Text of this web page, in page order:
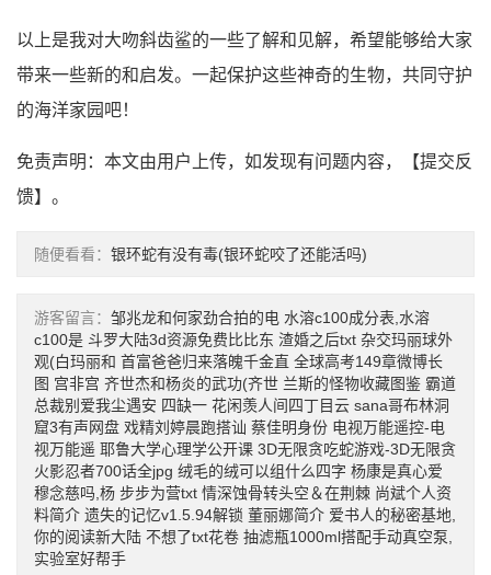
以上是我对大吻斜齿鲨的一些了解和见解，希望能够给大家
带来一些新的和启发。一起保护这些神奇的生物，共同守护
的海洋家园吧！
免责声明：本文由用户上传，如发现有问题内容，【提交反
馈】。
随便看看： 银环蛇有没有毒(银环蛇咬了还能活吗)
游客留言： 邹兆龙和何家劲合拍的电 水溶c100成分表,水溶
c100是 斗罗大陆3d资源免费比比东 渣婚之后txt 杂交玛丽球外
观(白玛丽和 首富爸爸归来落魄千金直 全球高考149章微博长
图 宫非宫 齐世杰和杨炎的武功(齐世 兰斯的怪物收藏图鉴 霸道
总裁别爱我尘遇安 四缺一 花闲羡人间四丁目云 sana哥布林洞
窟3有声网盘 戏精刘婷晨跑搭讪 蔡佳明身份 电视万能遥控-电
视万能遥 耶鲁大学心理学公开课 3D无限贪吃蛇游戏-3D无限贪
火影忍者700话全jpg 绒毛的绒可以组什么四字 杨康是真心爱
穆念慈吗,杨 步步为营txt 情深蚀骨转头空＆在荆棘 尚斌个人资
料简介 遗失的记忆v1.5.94解锁 董丽娜简介 爱书人的秘密基地,
你的阅读新大陆 不想了txt花卷 抽滤瓶1000ml搭配手动真空泵,
实验室好帮手